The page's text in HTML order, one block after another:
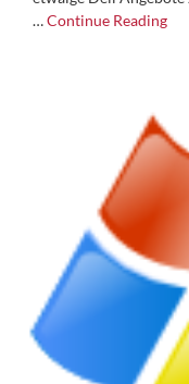
…Continue Reading